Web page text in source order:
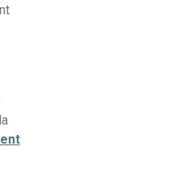
les FMD
l’ensemble
de l’UE et
découvrir les